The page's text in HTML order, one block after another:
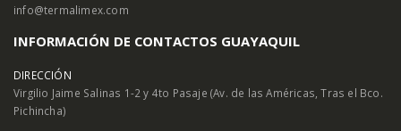
info@termalimex.com
INFORMACIÓN DE CONTACTOS GUAYAQUIL
DIRECCIÓN
Virgilio Jaime Salinas 1-2 y 4to Pasaje (Av. de las Américas, Tras el Bco.
Pichincha)